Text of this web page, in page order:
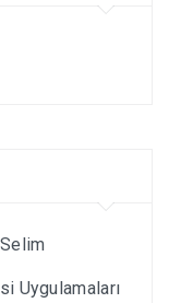
Uygulamaları